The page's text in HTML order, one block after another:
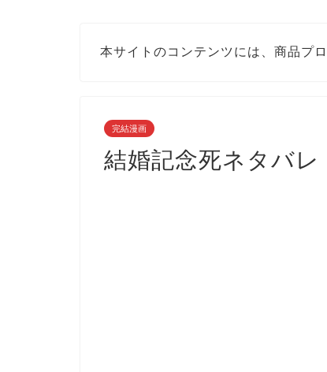
本サイトのコンテンツには、商品プ
完結漫画
結婚記念死ネタバ